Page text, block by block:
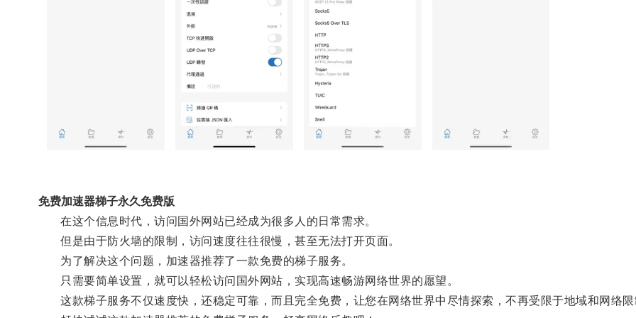
免费加速器梯子永久免费版
在这个信息时代，访问国外网站已经成为很多人的日常需求。
但是由于防火墙的限制，访问速度往往很慢，甚至无法打开页面。
为了解决这个问题，加速器推荐了一款免费的梯子服务。
只需要简单设置，就可以轻松访问国外网站，实现高速畅游网络世界的愿望。
这款梯子服务不仅速度快，还稳定可靠，而且完全免费，让您在网络世界中尽情探索，不再受限于地域和网络